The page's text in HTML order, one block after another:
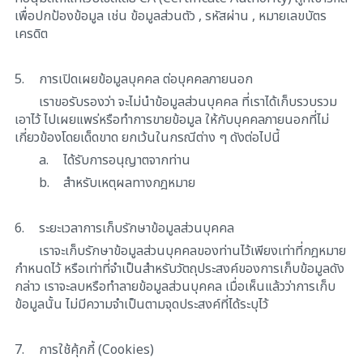
เพื่อปกป้องข้อมูล เช่น ข้อมูลส่วนตัว , รหัสผ่าน , หมายเลขบัตร
เครดิต
5.
การเปิดเผยข้อมูลบุคคล ต่อบุคคลภายนอก
เราขอรับรองว่า จะไม่นำข้อมูลส่วนบุคคล ที่เราได้เก็บรวบรวม
เอาไว้ ไปเผยแพร่หรือทำการขายข้อมูล ให้กับบุคคลภายนอกที่ไม่
เกี่ยวข้องโดยเด็ดขาด ยกเว้นในกรณีต่าง ๆ ดังต่อไปนี้
a.
ได้รับการอนุญาตจากท่าน
b.
สำหรับเหตุผลทางกฎหมาย
6.
ระยะเวลาการเก็บรักษาข้อมูลส่วนบุคคล
เราจะเก็บรักษาข้อมูลส่วนบุคคลของท่านไว้เพียงเท่าที่กฎหมาย
กำหนดไว้ หรือเท่าที่จำเป็นสำหรับวัตถุประสงค์ของการเก็บข้อมูลดัง
กล่าว เราจะลบหรือทำลายข้อมูลส่วนบุคคล เมื่อเห็นแล้วว่าการเก็บ
ข้อมูลนั้น ไม่มีความจำเป็นตามจุดประสงค์ที่ได้ระบุไว้
7.
การใช้คุ้กกี้ (Cookies)